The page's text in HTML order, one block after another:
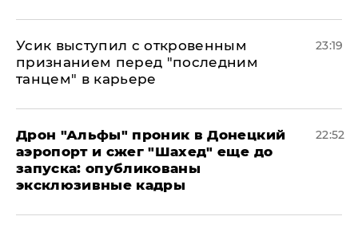
Усик выступил с откровенным
признанием перед "последним
танцем" в карьере
23:19
Дрон "Альфы" проник в Донецкий
аэропорт и сжег "Шахед" еще до
запуска: опубликованы
эксклюзивные кадры
22:52